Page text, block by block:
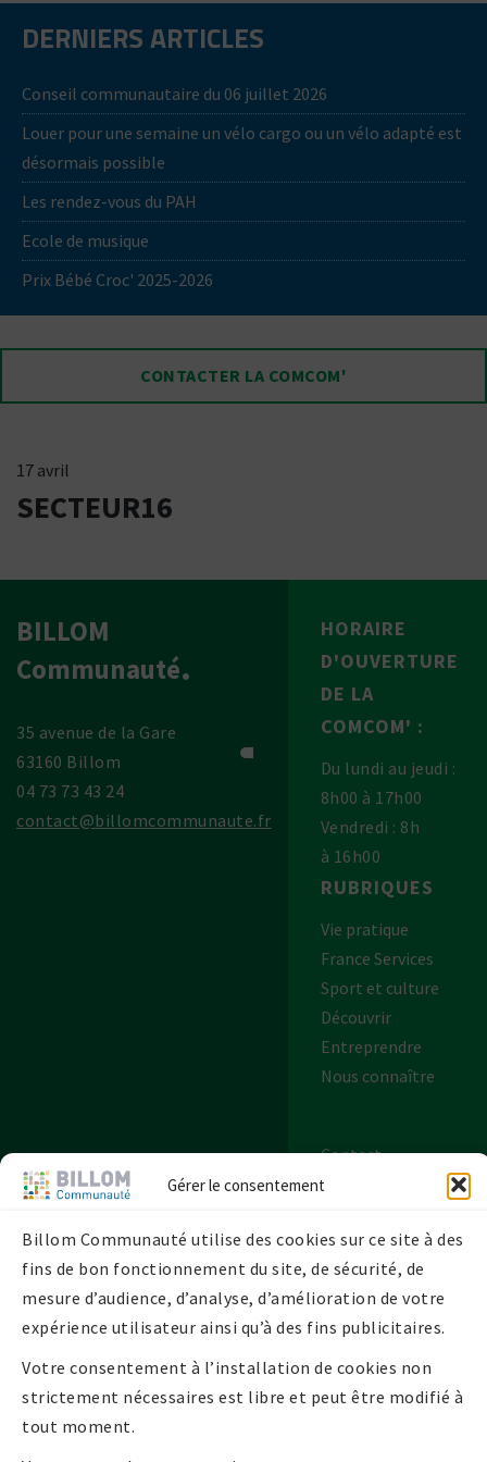
Gérer le consentement
Billom Communauté utilise des cookies sur ce site à des
fins de bon fonctionnement du site, de sécurité, de
mesure d’audience, d’analyse, d’amélioration de votre
expérience utilisateur ainsi qu’à des fins publicitaires.
Votre consentement à l’installation de cookies non
strictement nécessaires est libre et peut être modifié à
tout moment.
DERNIERS ARTICLES
Conseil communautaire du 06 juillet 2026
Louer pour une semaine un vélo cargo ou un vélo adapté est
désormais possible
Les rendez-vous du PAH
Ecole de musique
Prix Bébé Croc' 2025-2026
CONTACTER LA COMCOM'
17 avril
SECTEUR16
BILLOM
Communauté
35 avenue de la Gare
63160 Billom
04 73 73 43 24
contact@billomcommunaute.fr
HORAIRE
D'OUVERTURE
DE LA
COMCOM' :
Du lundi au jeudi :
8h00 à 17h00
Vendredi : 8h
à 16h00
RUBRIQUES
Vie pratique
France Services
Sport et culture
Découvrir
Entreprendre
Nous connaître
Contact
Plan de site
Politique de
confidentialité
Politique de
cookies UE